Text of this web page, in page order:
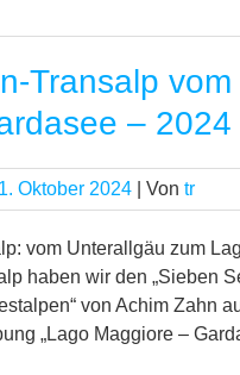
Transalp
– 2024
Oktober 2024 | Von tr
vom Unterallgäu zum
haben wir den „Sieben
von Achim Zahn
„Lago Maggiore –